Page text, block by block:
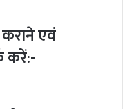
एवं
करें:-